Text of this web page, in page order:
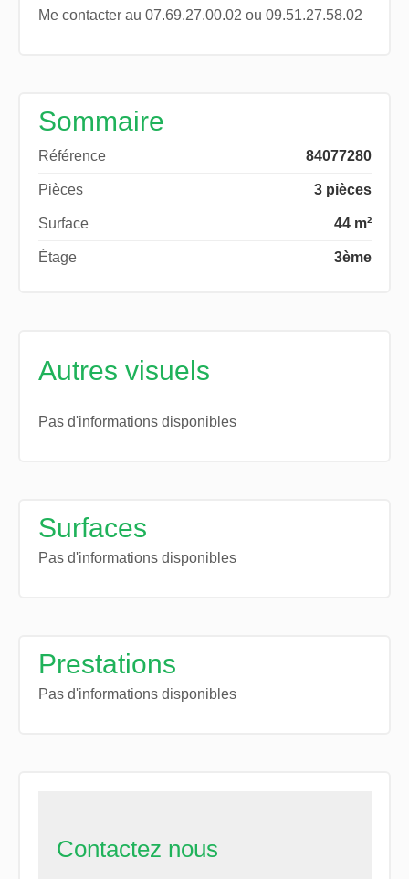
Me contacter au 07.69.27.00.02 ou 09.51.27.58.02
Sommaire
Référence 84077280
Pièces 3 pièces
Surface 44 m²
Étage 3ème
Autres visuels
Pas d'informations disponibles
Surfaces
Pas d'informations disponibles
Prestations
Pas d'informations disponibles
Contactez nous